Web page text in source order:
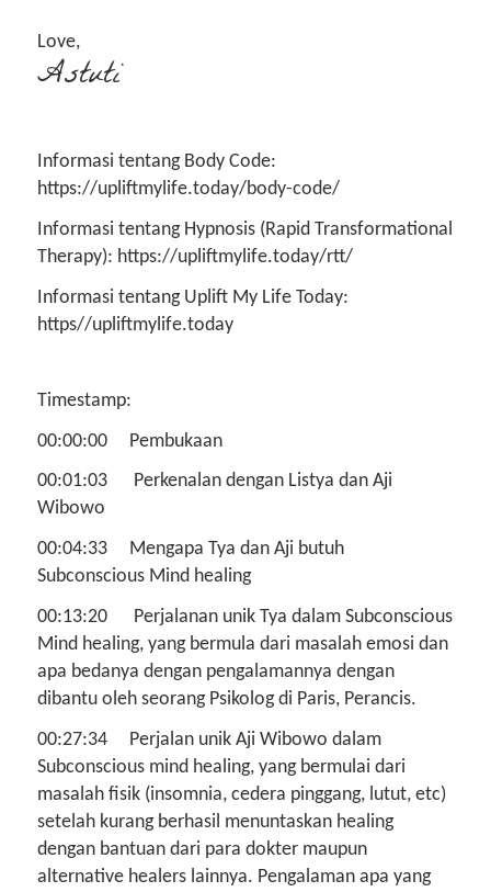
Love,
Astuti
Informasi tentang Body Code:
https://upliftmylife.today/body-code/
Informasi tentang Hypnosis (Rapid Transformational
Therapy): https://upliftmylife.today/rtt/
Informasi tentang Uplift My Life Today:
https//upliftmylife.today
Timestamp:
00:00:00 Pembukaan
00:01:03 Perkenalan dengan Listya dan Aji
Wibowo
00:04:33 Mengapa Tya dan Aji butuh
Subconscious Mind healing
00:13:20 Perjalanan unik Tya dalam Subconscious
Mind healing, yang bermula dari masalah emosi dan
apa bedanya dengan pengalamannya dengan
dibantu oleh seorang Psikolog di Paris, Perancis.
00:27:34 Perjalan unik Aji Wibowo dalam
Subconscious mind healing, yang bermulai dari
masalah fisik (insomnia, cedera pinggang, lutut, etc)
setelah kurang berhasil menuntaskan healing
dengan bantuan dari para dokter maupun
alternative healers lainnya. Pengalaman apa yang